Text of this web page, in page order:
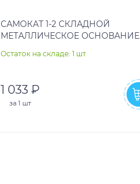
САМОКАТ 1-2 СКЛАДНОЙ
МЕТАЛЛИЧЕСКОЕ ОСНОВАНИЕ
РУЛЬ РУЧКИ СКЛАДНЫЕ EVA КО
Остаток на складе: 1 шт
1 033 ₽
за 1 шт